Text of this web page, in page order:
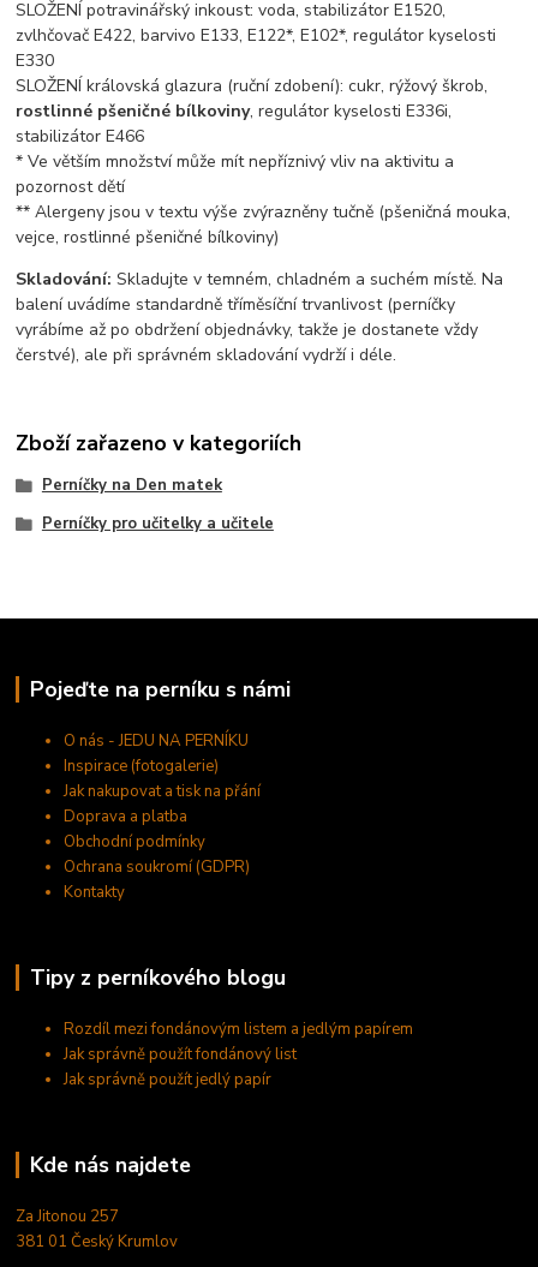
SLOŽENÍ potravinářský inkoust: voda, stabilizátor E1520,
zvlhčovač E422, barvivo E133, E122*, E102*, regulátor kyselosti
E330
SLOŽENÍ královská glazura (ruční zdobení): cukr, rýžový škrob,
rostlinné pšeničné bílkoviny, regulátor kyselosti E336i,
stabilizátor E466
* Ve větším množství může mít nepříznivý vliv na aktivitu a
pozornost dětí
** Alergeny jsou v textu výše zvýrazněny tučně (pšeničná mouka,
vejce, rostlinné pšeničné bílkoviny)
Skladování: Skladujte v temném, chladném a suchém místě. Na
balení uvádíme standardně tříměsíční trvanlivost (perníčky
vyrábíme až po obdržení objednávky, takže je dostanete vždy
čerstvé), ale při správném skladování vydrží i déle.
Zboží zařazeno v kategoriích
Perníčky na Den matek
Perníčky pro učitelky a učitele
Pojeďte na perníku s námi
O nás - JEDU NA PERNÍKU
Inspirace (fotogalerie)
Jak nakupovat a tisk na přání
Doprava a platba
Obchodní podmínky
Ochrana soukromí (GDPR)
Kontakty
Tipy z perníkového blogu
Rozdíl mezi fondánovým listem a jedlým papírem
Jak správně použít fondánový list
Jak správně použít jedlý papír
Kde nás najdete
Za Jitonou 257
381 01 Český Krumlov